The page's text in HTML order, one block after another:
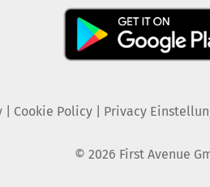
| Cookie Policy| Privacy
© 2026 First Avenue